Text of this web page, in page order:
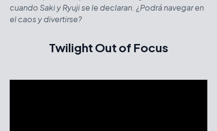
cuando Saki y Ryuji se le declaran. ¿Podrá navegar en
el caos y divertirse?
Twilight Out of Focus